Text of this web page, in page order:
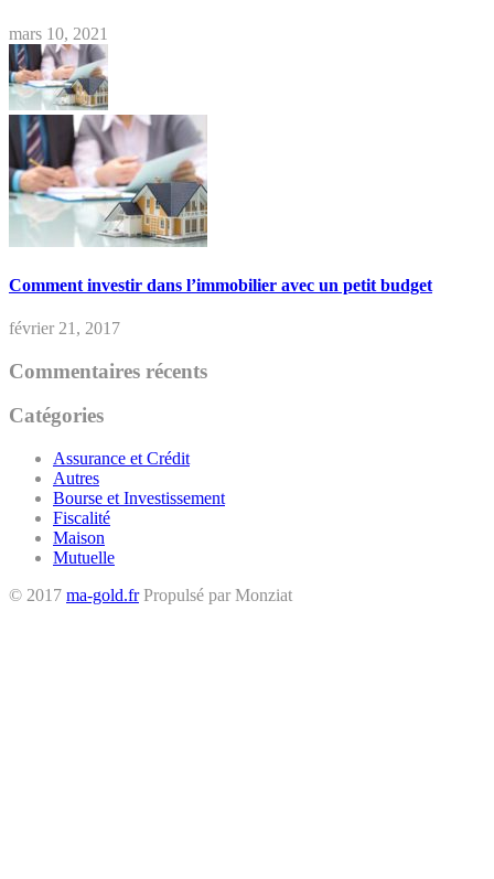
mars 10, 2021
Comment investir dans l’immobilier avec un petit budget
février 21, 2017
Commentaires récents
Catégories
Assurance et Crédit
Autres
Bourse et Investissement
Fiscalité
Maison
Mutuelle
© 2017 ma-gold.frPropulsé par Monziat